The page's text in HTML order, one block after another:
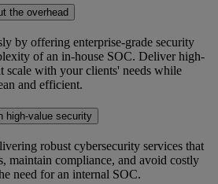
the overhead
by offering enterprise-grade security
of an in-house SOC. Deliver high-
scale with your clients' needs while
and efficient.
high-value security
robust cybersecurity services that
maintain compliance, and avoid costly
need for an internal SOC.